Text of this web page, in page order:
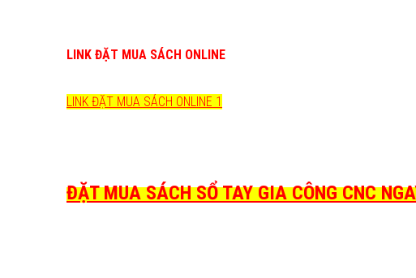
LINK ĐẶT MUA SÁCH ONLINE
LINK ĐẶT MUA SÁCH ONLINE 1
ĐẶT MUA SÁCH SỔ TAY GIA CÔNG CNC